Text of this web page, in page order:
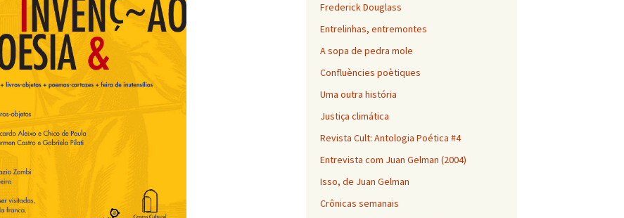
Frederick Douglass
Entrelinhas, entremontes
A sopa de pedra mole
Confluències poètiques
Uma outra história
Justiça climática
Revista Cult: Antologia Poética #4
Entrevista com Juan Gelman (2004)
Isso, de Juan Gelman
Crônicas semanais